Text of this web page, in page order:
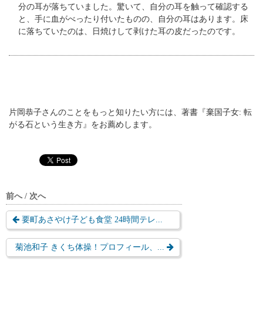
分の耳が落ちていました。驚いて、自分の耳を触って確認する
と、手に血がべったり付いたものの、自分の耳はあります。床
に落ちていたのは、日焼けして剥けた耳の皮だったのです。
片岡恭子さんのことをもっと知りたい方には、著書『棄国子女: 転
がる石という生き方』をお薦めします。
前へ / 次へ
要町あさやけ子ども食堂 24時間テレ...
菊池和子 きくち体操！プロフィール、...